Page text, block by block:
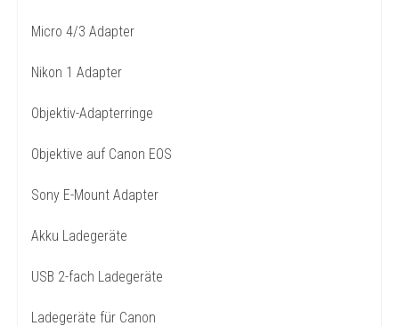
Micro 4/3 Adapter
Nikon 1 Adapter
Objektiv-Adapterringe
Objektive auf Canon EOS
Sony E-Mount Adapter
Akku Ladegeräte
USB 2-fach Ladegeräte
Ladegeräte für Canon